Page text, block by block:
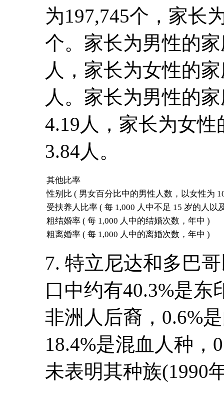
为197,745个，家长
个。家长为男性的
人，家长为女性的
人。家长为男性的
4.19人，家长为女
3.84人。
其他比率
性别比 ( 男女百分比中的男性人数，以女性为
受扶养人比率 ( 每 1,000 人中不足 15 岁的人以
粗结婚率 ( 每 1,000 人中的结婚次数，年中 )
粗离婚率 ( 每 1,000 人中的离婚次数，年中 )
7. 特立尼达和多巴
口中约有40.3%是东
非洲人后裔，0.6%
18.4%是混血人种，
未表明其种族(1990